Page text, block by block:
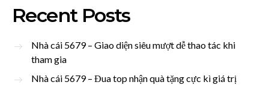
Recent Posts
Nhà cái 5679 – Giao diện siêu mượt dễ thao tác khi
tham gia
Nhà cái 5679 – Đua top nhận quà tặng cực kì giá trị